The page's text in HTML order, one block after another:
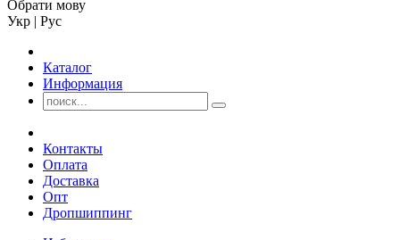
Обрати мову
Укр | Рус
Каталог
Информация
Контакты
Оплата
Доставка
Опт
Дропшиппинг